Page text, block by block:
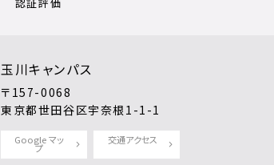
玉川キャンパス
〒157-0068
東京都世田谷区宇奈根1-1-1
Google マッ
プ
交通アクセス